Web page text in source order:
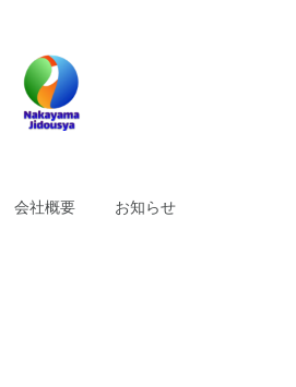
会社概要 お知らせ